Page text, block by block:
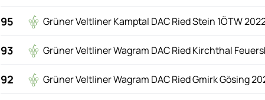
95 Grüner Veltliner Kamptal DAC Ried Stein 1ÖTW
93 Grüner Veltliner Wagram DAC Ried Kirchthal
92 Grüner Veltliner Wagram DAC Ried Gmirk Gösing